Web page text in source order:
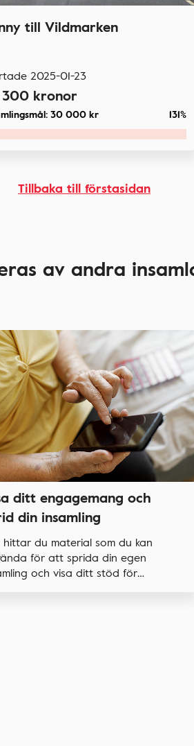
till Vildmarken
2025-01-23
kronor
30 000 kr 131%
Tillbaka till förstasidan
av andra
ditt engagemang och
din insamling
hittar du material som du kan
för att sprida din egen
och visa ditt stöd för